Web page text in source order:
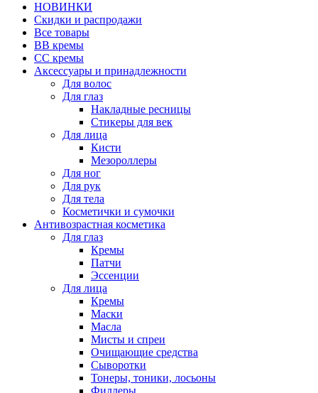
НОВИНКИ
Скидки и распродажи
Все товары
BB кремы
CC кремы
Аксессуары и принадлежности
Для волос
Для глаз
Накладные ресницы
Стикеры для век
Для лица
Кисти
Мезороллеры
Для ног
Для рук
Для тела
Косметички и сумочки
Антивозрастная косметика
Для глаз
Кремы
Патчи
Эссенции
Для лица
Кремы
Маски
Масла
Мисты и спреи
Очищающие средства
Сыворотки
Тонеры, тоники, лосьоны